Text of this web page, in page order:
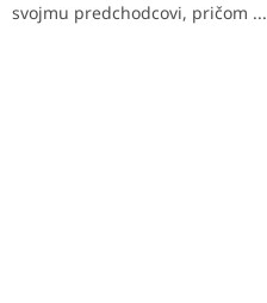
svojmu predchodcovi, pričom ...